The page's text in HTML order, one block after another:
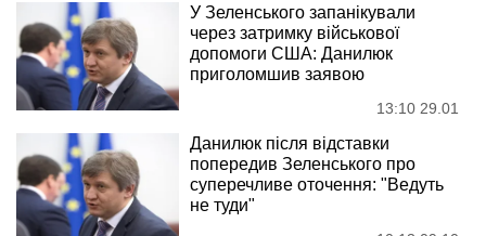
У Зеленського запанікували
через затримку військової
допомоги США: Данилюк
приголомшив заявою
13:10 29.01
Данилюк після відставки
попередив Зеленського про
суперечливе оточення: "Ведуть
не туди"